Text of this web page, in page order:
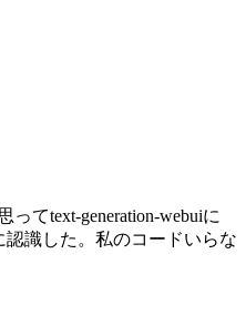
てtext-generation-webuiに
識した。私のコードいらな